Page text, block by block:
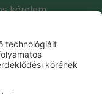
kérelem